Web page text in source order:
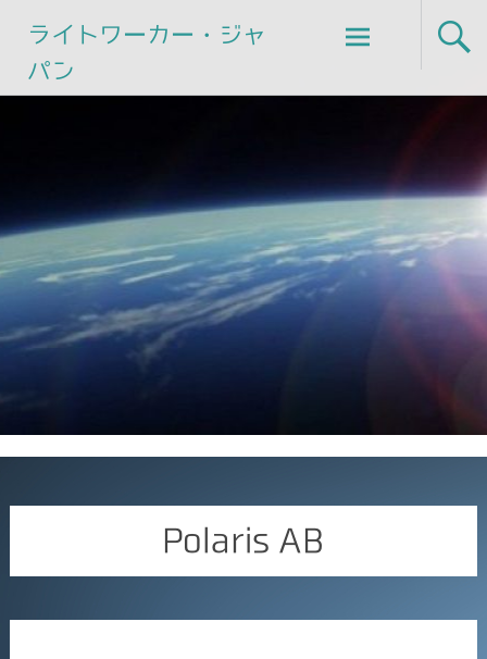
ライトワーカー・ジャ
パン
Skip
to
Polaris AB